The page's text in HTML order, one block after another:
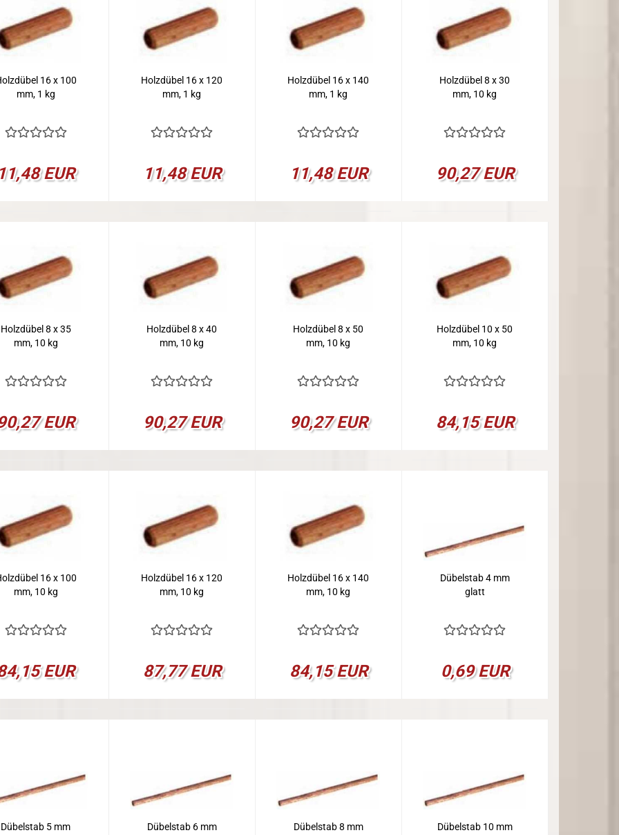
16 x 100
mm, 1 kg
EUR
Holzdübel 16 x 120
mm, 1 kg
11,48 EUR
Holzdübel 16 x 140
mm, 1 kg
11,48 EUR
Holzdübel 8 x 30
mm, 10 kg
90,27 EUR
Holzdübel 8 x 35
mm, 10 kg
EUR
Holzdübel 8 x 40
mm, 10 kg
90,27 EUR
Holzdübel 8 x 50
mm, 10 kg
90,27 EUR
Holzdübel 10 x 50
mm, 10 kg
84,15 EUR
16 x 100
mm, 10 kg
EUR
Holzdübel 16 x 120
mm, 10 kg
87,77 EUR
Holzdübel 16 x 140
mm, 10 kg
84,15 EUR
Dübelstab 4 mm
glatt
0,69 EUR
Dübelstab 5 mm Dübelstab 6 mm Dübelstab 8 mm Dübelstab 10 mm